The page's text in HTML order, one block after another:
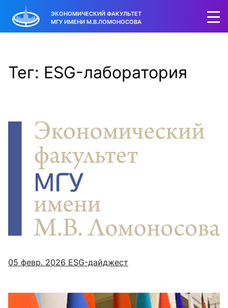
ЭКОНОМИЧЕСКИЙ ФАКУЛЬТЕТ
МГУ ИМЕНИ М.В.ЛОМОНОСОВА
Тег: ESG-лаборатория
05 февр. 2026 ESG-дайджест